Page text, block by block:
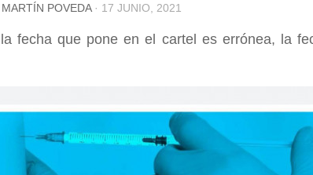
POVEDA · 17 JUNIO, 2021
fecha que pone en el cartel es errónea, la